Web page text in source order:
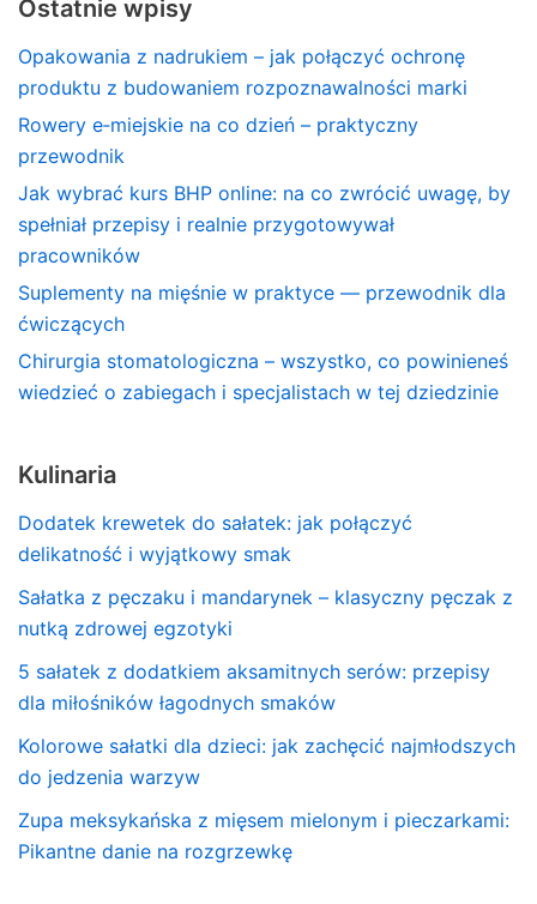
Ostatnie wpisy
Opakowania z nadrukiem – jak połączyć ochronę
produktu z budowaniem rozpoznawalności marki
Rowery e‑miejskie na co dzień – praktyczny
przewodnik
Jak wybrać kurs BHP online: na co zwrócić uwagę, by
spełniał przepisy i realnie przygotowywał
pracowników
Suplementy na mięśnie w praktyce — przewodnik dla
ćwiczących
Chirurgia stomatologiczna – wszystko, co powinieneś
wiedzieć o zabiegach i specjalistach w tej dziedzinie
Kulinaria
Dodatek krewetek do sałatek: jak połączyć
delikatność i wyjątkowy smak
Sałatka z pęczaku i mandarynek – klasyczny pęczak z
nutką zdrowej egzotyki
5 sałatek z dodatkiem aksamitnych serów: przepisy
dla miłośników łagodnych smaków
Kolorowe sałatki dla dzieci: jak zachęcić najmłodszych
do jedzenia warzyw
Zupa meksykańska z mięsem mielonym i pieczarkami:
Pikantne danie na rozgrzewkę